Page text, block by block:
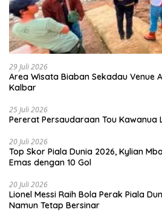
29 Juli 2026
Area Wisata Biaban Sekadau Venue
Kalbar
25 Juli 2026
Pererat Persaudaraan Tou Kawanua
20 Juli 2026
Top Skor Piala Dunia 2026, Kylian
Emas dengan 10 Gol
20 Juli 2026
Lionel Messi Raih Bola Perak Piala
Namun Tetap Bersinar